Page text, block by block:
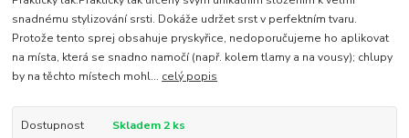
snadnému stylizování srsti. Dokáže udržet srst v perfektním tvaru.
Protože tento sprej obsahuje pryskyřice, nedoporučujeme ho aplikovat
na místa, která se snadno namočí (např. kolem tlamy a na vousy); chlupy
by na těchto místech mohl... celý popis
Dostupnost
Skladem 2 ks